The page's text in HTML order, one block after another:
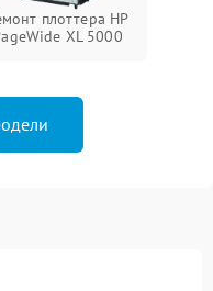
плоттера HP
XL 5000